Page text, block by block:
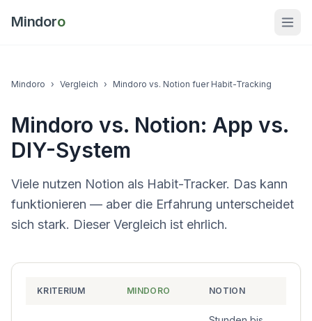
Mindoro
Mindoro › Vergleich › Mindoro vs. Notion fuer Habit-Tracking
Mindoro vs. Notion: App vs.
DIY-System
Viele nutzen Notion als Habit-Tracker. Das kann
funktionieren — aber die Erfahrung unterscheidet
sich stark. Dieser Vergleich ist ehrlich.
KRITERIUM MINDORO NOTION